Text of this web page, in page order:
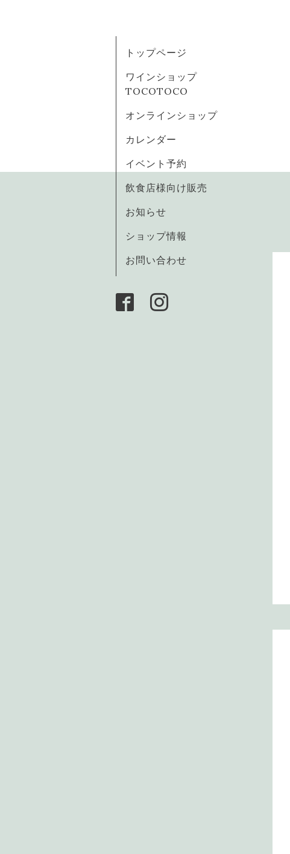
トップページ
ワインショップ
TOCOTOCO
オンラインショップ
カレンダー
イベント予約
飲食店様向け販売
お知らせ
ショップ情報
お問い合わせ